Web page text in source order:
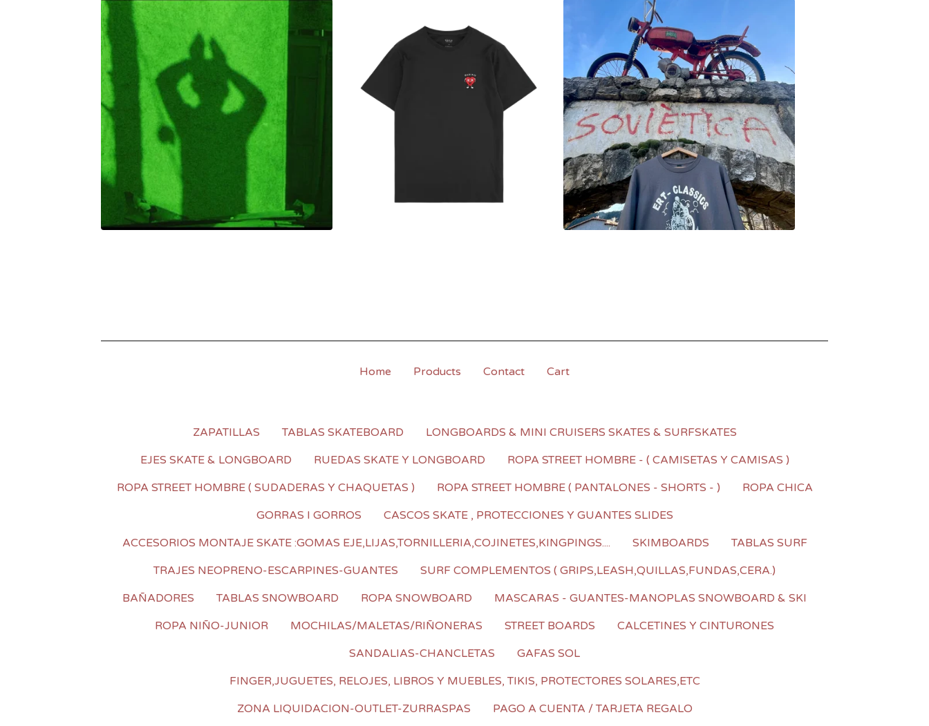
Home Products Contact Cart
ZAPATILLAS TABLAS SKATEBOARD
LONGBOARDS & MINI CRUISERS SKATES & SURFSKATES
EJES SKATE & LONGBOARD
RUEDAS SKATE Y LONGBOARD
ROPA STREET HOMBRE - ( CAMISETAS Y CAMISAS )
ROPA STREET HOMBRE ( SUDADERAS Y CHAQUETAS )
ROPA STREET HOMBRE ( PANTALONES - SHORTS - )
ROPA CHICA
GORRAS I GORROS
CASCOS SKATE , PROTECCIONES Y GUANTES SLIDES
ACCESORIOS MONTAJE SKATE :GOMAS EJE,LIJAS,TORNILLERIA,COJINETES,KINGPINGS....
SKIMBOARDS
TABLAS SURF
TRAJES NEOPRENO-ESCARPINES-GUANTES
SURF COMPLEMENTOS ( GRIPS,LEASH,QUILLAS,FUNDAS,CERA.)
BAÑADORES
TABLAS SNOWBOARD ROPA SNOWBOARD
MASCARAS - GUANTES-MANOPLAS SNOWBOARD & SKI
ROPA NIÑO-JUNIOR
MOCHILAS/MALETAS/RIÑONERAS STREET BOARDS
CALCETINES Y CINTURONES
SANDALIAS-CHANCLETAS
GAFAS SOL
FINGER,JUGUETES, RELOJES, LIBROS Y MUEBLES, TIKIS, PROTECTORES SOLARES,ETC
ZONA LIQUIDACION-OUTLET-ZURRASPAS
PAGO A CUENTA / TARJETA REGALO